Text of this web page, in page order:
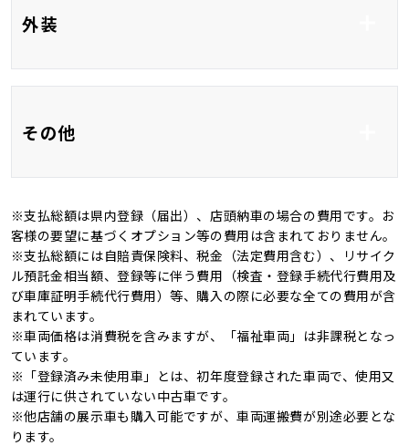
外装
全周囲カメラ ＬＥＤ
ルーフレール
オートマチックハイビ
ーム
オートライト
その他
記録簿 登録済み未使用車
4WD キャンピングカー
※支払総額は県内登録（届出）、店頭納車の場合の費用です。お
客様の要望に基づくオプション等の費用は含まれておりません。
※支払総額には自賠責保険料、税金（法定費用含む）、リサイク
ル預託金相当額、登録等に伴う費用（検査・登録手続代行費用及
び車庫証明手続代行費用）等、購入の際に必要な全ての費用が含
まれています。
※車両価格は消費税を含みますが、「福祉車両」は非課税となっ
ています。
※「登録済み未使用車」とは、初年度登録された車両で、使用又
は運行に供されていない中古車です。
※他店舗の展示車も購入可能ですが、車両運搬費が別途必要とな
ります。